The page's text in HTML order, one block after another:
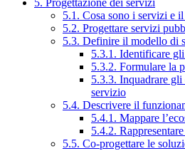
5. Progettazione dei servizi
5.1. Cosa sono i servizi e
5.2. Progettare servizi
5.3. Definire il modello di
5.3.1. Identificare
5.3.2. Formulare la
5.3.3. Inquadrare
servizio
5.4. Descrivere il
5.4.1. Mappare
5.4.2.
5.5. Co-progettare le